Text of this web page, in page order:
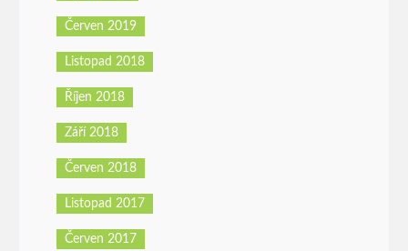
Červen 2019
Listopad 2018
Říjen 2018
Září 2018
Červen 2018
Listopad 2017
Červen 2017